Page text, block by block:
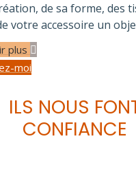
de sa forme, des
votre accessoire un
plus
moi
ILS NOUS
CONFIANCE